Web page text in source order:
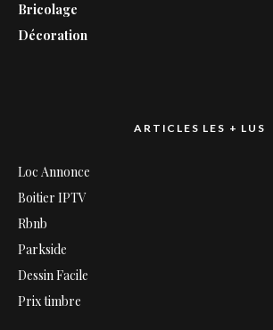
Bricolage
Décoration
ARTICLES LES + LUS
Loc Annonce
Boitier IPTV
Rbnb
Parkside
Dessin Facile
Prix timbre